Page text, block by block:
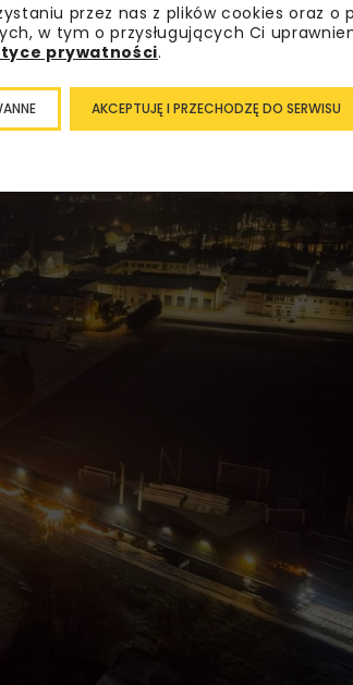
przez nas z plików cookies oraz o
w tym o przysługujących Ci
prywatności.
AKCEPTUJĘ I PRZECHODZĘ DO SERWISU